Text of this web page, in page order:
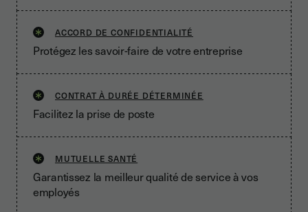
ACCORD DE CONFIDENTIALITÉ
Protégez les savoir-faire de votre entreprise
CONTRAT À DURÉE DÉTERMINÉE
Facilitez la prise de poste
MUTUELLE SANTÉ
Garantissez la meilleur qualité de service à vos
employés